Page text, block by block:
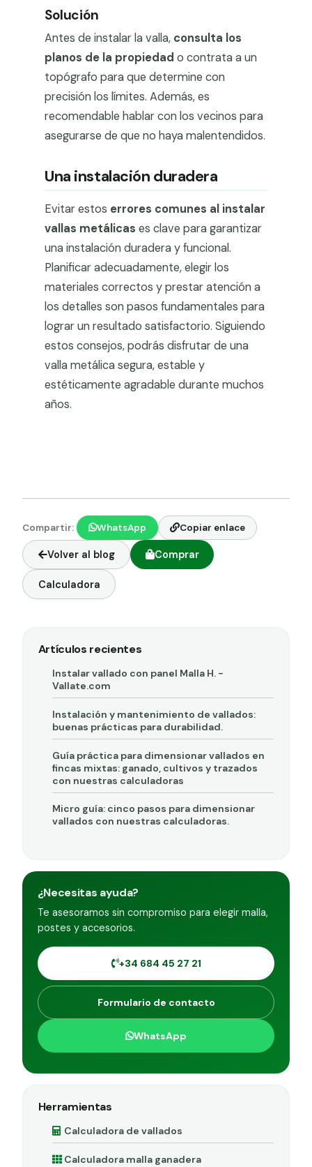
Solución
Antes de instalar la valla, consulta los
planos de la propiedad o contrata a un
topógrafo para que determine con
precisión los límites. Además, es
recomendable hablar con los vecinos para
asegurarse de que no haya malentendidos.
Una instalación duradera
Evitar estos errores comunes al instalar
vallas metálicas es clave para garantizar
una instalación duradera y funcional.
Planificar adecuadamente, elegir los
materiales correctos y prestar atención a
los detalles son pasos fundamentales para
lograr un resultado satisfactorio. Siguiendo
estos consejos, podrás disfrutar de una
valla metálica segura, estable y
estéticamente agradable durante muchos
años.
Compartir: WhatsApp Copiar enlace
Volver al blog Comprar
Calculadora
Artículos recientes
Instalar vallado con panel Malla H. -
Vallate.com
Instalación y mantenimiento de vallados:
buenas prácticas para durabilidad.
Guía práctica para dimensionar vallados en
fincas mixtas: ganado, cultivos y trazados
con nuestras calculadoras
Micro guía: cinco pasos para dimensionar
vallados con nuestras calculadoras.
¿Necesitas ayuda?
Te asesoramos sin compromiso para elegir malla,
postes y accesorios.
+34 684 45 27 21
Formulario de contacto
WhatsApp
Herramientas
Calculadora de vallados
Calculadora malla ganadera